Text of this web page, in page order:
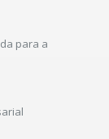
para a